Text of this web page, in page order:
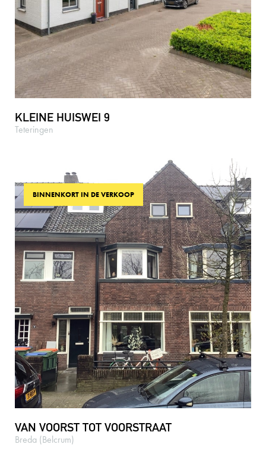
KLEINE HUISWEI 9
Teteringen
BINNENKORT IN DE VERKOOP
VAN VOORST TOT VOORSTRAAT
Breda (Belcrum)